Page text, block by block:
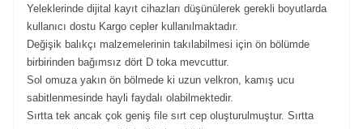
Yeleklerinde dijital kayıt cihazları düşünülerek gerekli boyutlarda
kullanıcı dostu Kargo cepler kullanılmaktadır.
Değişik balıkçı malzemelerinin takılabilmesi için ön bölümde
birbirinden bağımsız dört D toka mevcuttur.
Sol omuza yakın ön bölmede ki uzun velkron, kamış ucu
sabitlenmesinde hayli faydalı olabilmektedir.
Sırtta tek ancak çok geniş file sırt cep oluşturulmuştur. Sırtta